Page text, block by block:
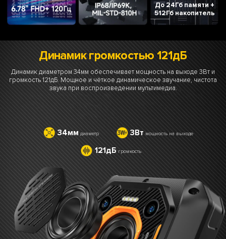
До 24Гб памяти +
512Гб накопитель
Динамик громкостью 121дБ
Динамик диаметром 34мм обеспечивает мощность на выходе 3Вт и
громкость 121дБ. Мощное и чёткое динамическое звучание, чистота
звука при воспроизведении мультимедиа.
34мм диаметр 3Вт мощность на выходе
121дБ громкость